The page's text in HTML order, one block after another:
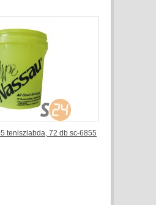
teniszlabda, 72 db sc-6855